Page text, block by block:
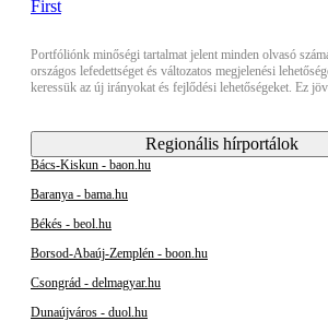
Portfóliónk minőségi tartalmat jelent minden olvasó
országos lefedettséget és változatos megjelenési
keressük az új irányokat és fejlődési lehetőségeket. Ez
Regionális hírportálok
Bács-Kiskun - baon.hu
Baranya - bama.hu
Békés - beol.hu
Borsod-Abaúj-Zemplén - boon.hu
Csongrád - delmagyar.hu
Dunaújváros - duol.hu